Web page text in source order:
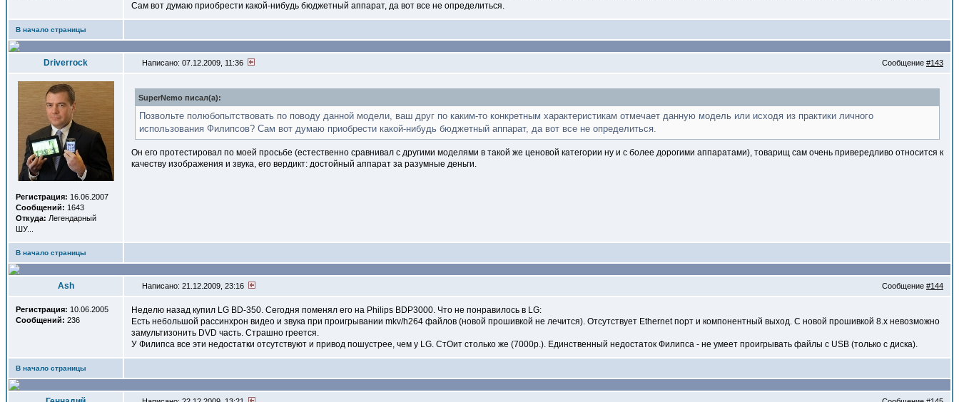
Сам вот думаю приобрести какой-нибудь бюджетный аппарат, да вот все не определиться.
В начало страницы
Driverrock Написано: 07.12.2009, 11:36 Сообщение #143
Регистрация: 16.06.2007
Сообщений: 1643
Откуда: Легендарный
ШУ...
SuperNemo писал(a):
Позвольте полюбопытствовать по поводу данной модели, ваш друг по каким-то конкретным характеристикам отмечает данную модель или исходя из практики личного
использования Филипсов? Сам вот думаю приобрести какой-нибудь бюджетный аппарат, да вот все не определиться.
Он его протестировал по моей просьбе (естественно сравнивал с другими моделями в такой же ценовой категории ну и с более дорогими аппаратами), товарищ сам очень привередливо относится к
качеству изображения и звука, его вердикт: достойный аппарат за разумные деньги.
В начало страницы
Ash Написано: 21.12.2009, 23:16 Сообщение #144
Регистрация: 10.06.2005
Сообщений: 236
Неделю назад купил LG BD-350. Сегодня поменял его на Philips BDP3000. Что не понравилось в LG:
Есть небольшой рассинхрон видео и звука при проигрывании mkv/h264 файлов (новой прошивкой не лечится). Отсутствует Ethernet порт и компонентный выход. С новой прошивкой 8.х невозможно
замультизонить DVD часть. Страшно греется.
У Филипса все эти недостатки отсутствуют и привод пошустрее, чем у LG. СтOит столько же (7000р.). Единственный недостаток Филипса - не умеет проигрывать файлы с USB (только с диска).
В начало страницы